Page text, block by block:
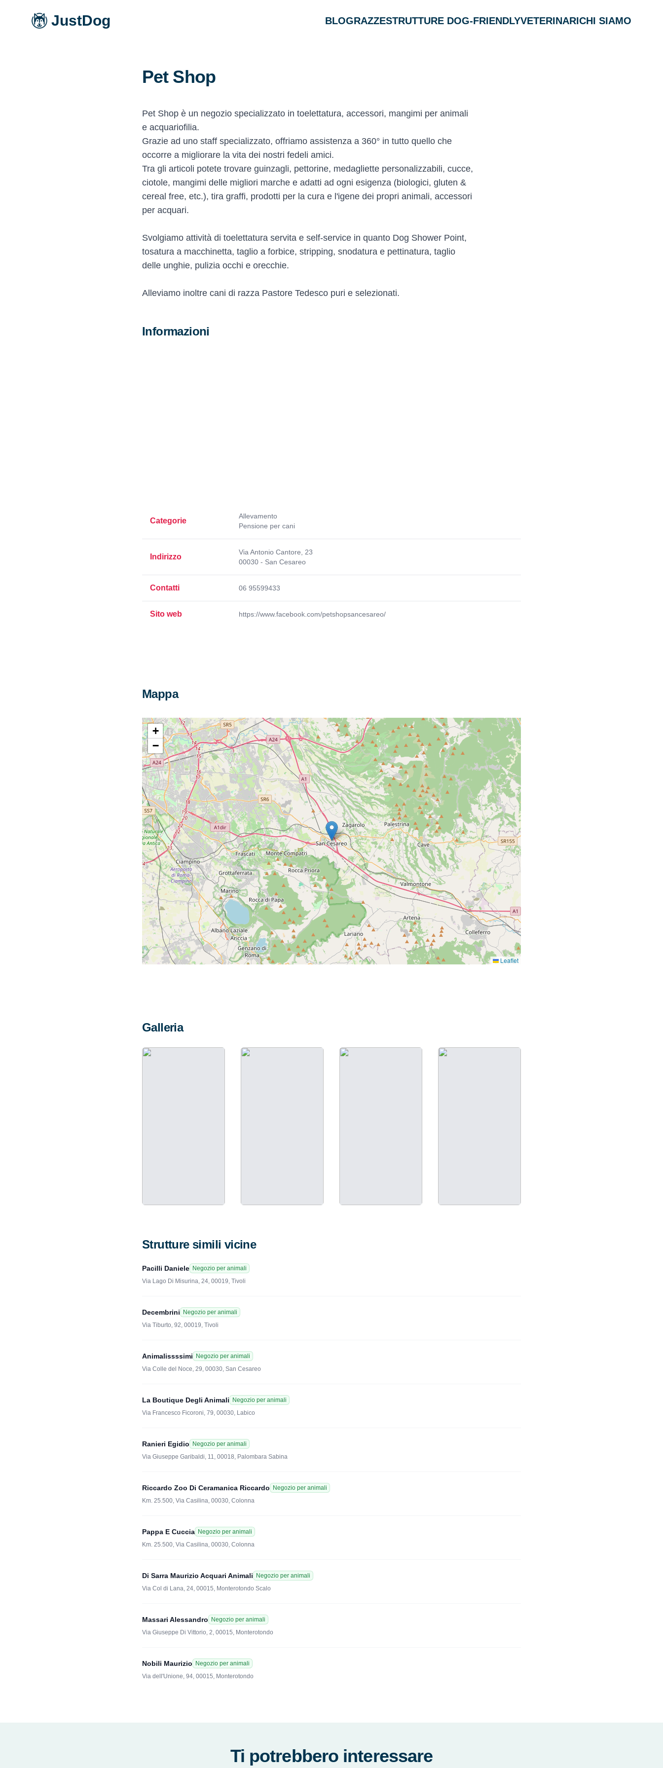
JustDog BLOGRAZZESTRUTTURE DOG-FRIENDLYVETERINARICHI SIAMO
Pet Shop
Pet Shop è un negozio specializzato in toelettatura, accessori, mangimi per animali
e acquariofilia.
Grazie ad uno staff specializzato, offriamo assistenza a 360° in tutto quello che
occorre a migliorare la vita dei nostri fedeli amici.
Tra gli articoli potete trovare guinzagli, pettorine, medagliette personalizzabili, cucce,
ciotole, mangimi delle migliori marche e adatti ad ogni esigenza (biologici, gluten &
cereal free, etc.), tira graffi, prodotti per la cura e l'igene dei propri animali, accessori
per acquari.
Svolgiamo attività di toelettatura servita e self-service in quanto Dog Shower Point,
tosatura a macchinetta, taglio a forbice, stripping, snodatura e pettinatura, taglio
delle unghie, pulizia occhi e orecchie.
Alleviamo inoltre cani di razza Pastore Tedesco puri e selezionati.
Informazioni
Categorie
Allevamento
Pensione per cani
Indirizzo
Via Antonio Cantore, 23
00030 - San Cesareo
Contatti 06 95599433
Sito web https://www.facebook.com/petshopsancesareo/
Mappa
+
−
Leaflet
Galleria
Strutture simili vicine
Pacilli Daniele Negozio per animali
Via Lago Di Misurina, 24, 00019, Tivoli
Decembrini
Negozio per animali
Via Tiburto, 92, 00019, Tivoli
Animalissssimi
Negozio per animali
Via Colle del Noce, 29, 00030, San Cesareo
La Boutique Degli Animali
Negozio per animali
Via Francesco Ficoroni, 79, 00030, Labico
Ranieri Egidio
Negozio per animali
Via Giuseppe Garibaldi, 11, 00018, Palombara Sabina
Riccardo Zoo Di Ceramanica Riccardo
Negozio per animali
Km. 25.500, Via Casilina, 00030, Colonna
Pappa E Cuccia Negozio per animali
Km. 25.500, Via Casilina, 00030, Colonna
Di Sarra Maurizio Acquari Animali
Negozio per animali
Via Col di Lana, 24, 00015, Monterotondo Scalo
Massari Alessandro
Negozio per animali
Via Giuseppe Di Vittorio, 2, 00015, Monterotondo
Nobili Maurizio
Negozio per animali
Via dell'Unione, 94, 00015, Monterotondo
Ti potrebbero interessare